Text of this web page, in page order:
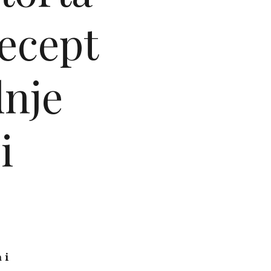
i